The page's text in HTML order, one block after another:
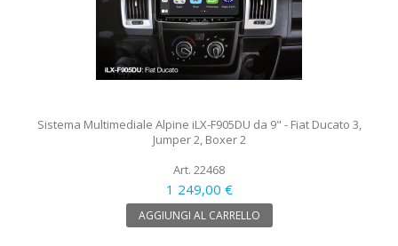
Sistema Multimediale Alpine iLX-F905DU da 9" - Fiat Ducato 3,
Jumper 2, Boxer 2
Art. 22468
1 249,00 €
AGGIUNGI AL CARRELLO